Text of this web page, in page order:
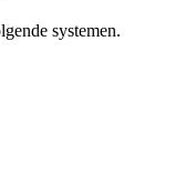
systemen.